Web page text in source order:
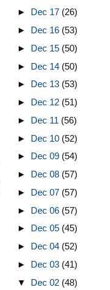
► Dec 17 (26)
► Dec 16 (53)
► Dec 15 (50)
► Dec 14 (50)
► Dec 13 (53)
► Dec 12 (51)
► Dec 11 (56)
► Dec 10 (52)
► Dec 09 (54)
► Dec 08 (57)
► Dec 07 (57)
► Dec 06 (57)
► Dec 05 (45)
► Dec 04 (52)
► Dec 03 (41)
▼ Dec 02 (48)